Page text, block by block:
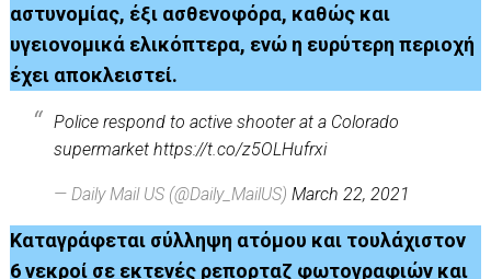
αστυνομίας, έξι ασθενοφόρα, καθώς και
υγειονομικά ελικόπτερα, ενώ η ευρύτερη περιοχή
έχει αποκλειστεί.
Police respond to active shooter at a Colorado
supermarkethttps://t.co/z5OLHufrxi
— Daily Mail US (@Daily_MailUS)March 22, 2021
Καταγράφεται σύλληψη ατόμου και τουλάχιστον
6 νεκροί σε εκτενές ρεπορταζ φωτογραφιών και